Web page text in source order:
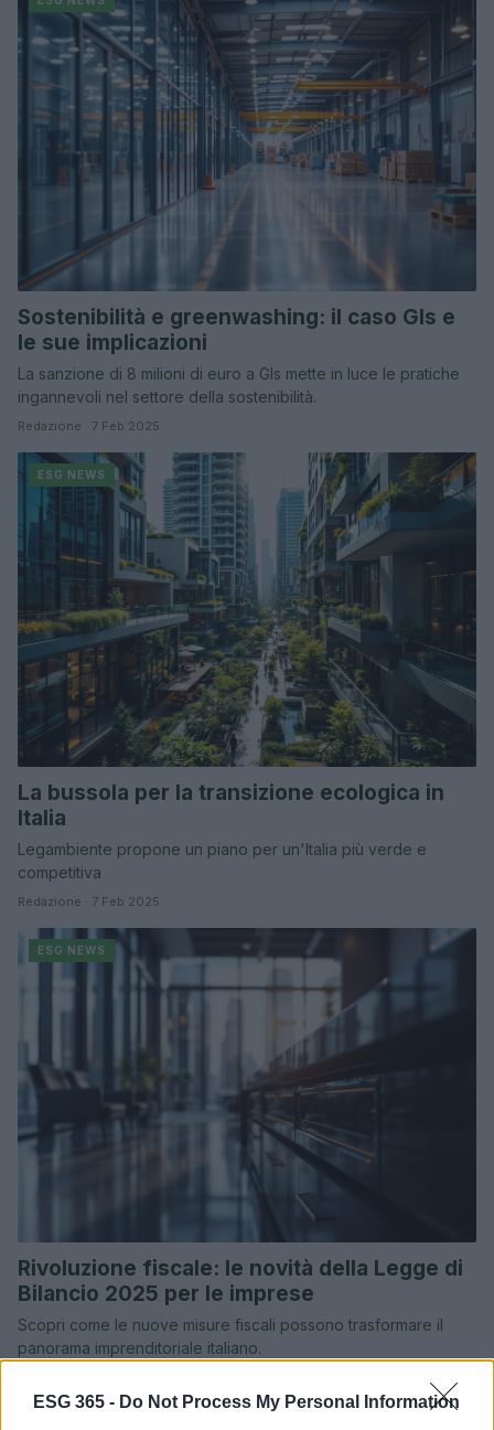
ESG 365 - Do Not Process My Personal Information
Sostenibilità e greenwashing: il caso Gls e
le sue implicazioni
La sanzione di 8 milioni di euro a Gls mette in luce le pratiche
ingannevoli nel settore della sostenibilità.
Redazione · 7 Feb 2025
ESG NEWS
La bussola per la transizione ecologica in
Italia
Legambiente propone un piano per un'Italia più verde e
competitiva
Redazione · 7 Feb 2025
ESG NEWS
Rivoluzione fiscale: le novità della Legge di
Bilancio 2025 per le imprese
Scopri come le nuove misure fiscali possono trasformare il
panorama imprenditoriale italiano.